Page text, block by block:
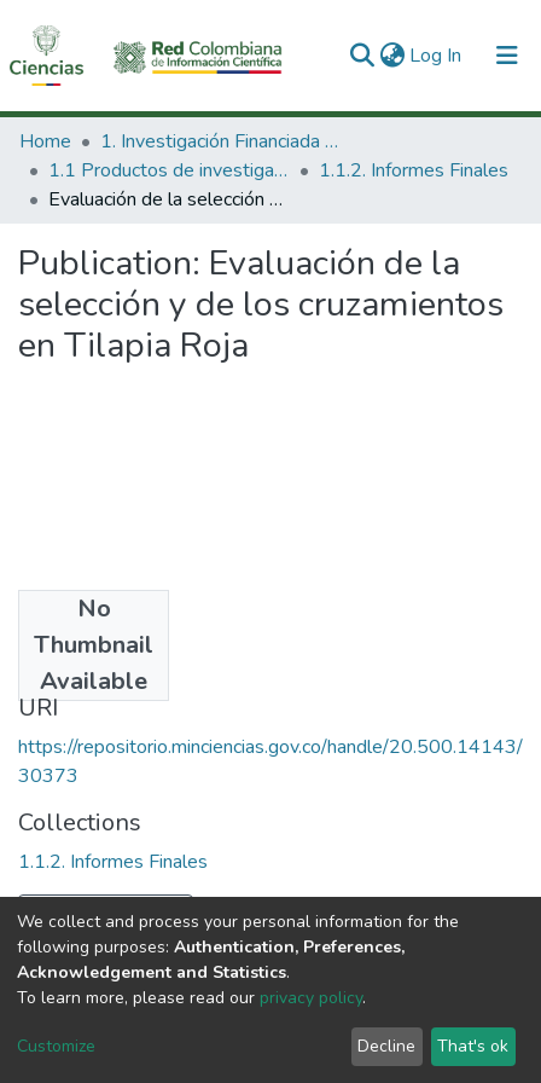
Log In (current)
Communities & Collections
All of DSpace
Home
1. Investigación Financiada con Recursos Públicos
1.1 Productos de investigación
1.1.2. Informes Finales
Evaluación de la selección y de los cruzamientos en Tilapia Roja
Publication: Evaluación de la
selección y de los cruzamientos
en Tilapia Roja
No
Thumbnail
Available
1999
URI
https://repositorio.minciencias.gov.co/handle/20.500.14143/
30373
Collections
1.1.2. Informes Finales
Full item page
DSpace software copyright © 2002-2026
Cookie
End User
Agreement
Send
Feedback
We collect and process your personal information for the
following purposes: Authentication, Preferences,
Acknowledgement and Statistics.
To learn more, please read our privacy policy.
Customize Decline That's ok